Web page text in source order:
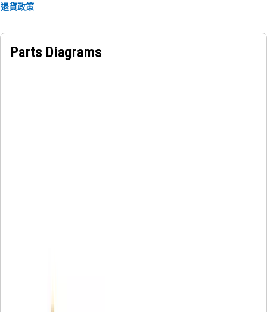
退貨政策
Parts Diagrams